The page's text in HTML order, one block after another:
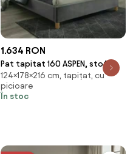
1.634 RON
Pat tapitat 160 ASPEN, stofa
catifelata gri - BLUVEL 14, cu
somiera
124×178×216 cm, tapițat, cu
picioare
În stoc